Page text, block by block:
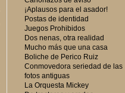
¡Aplausos para el asador!
Postas de identidad
Juegos Prohibidos
Dos nenas, otra realidad
Mucho más que una casa
Boliche de Perico Ruiz
Conmovedora seriedad de las
fotos antiguas
La Orquesta Mickey